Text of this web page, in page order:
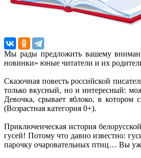
Мы рады предложить вашему
новинки» юные читатели и их
Сказочная повесть российской
только вкусный, но и интересный:
Девочка, срывает яблоко, в котором
(Возрастная категория 0+).
Приключенческая история
гусей! Потому что давно известно:
парочку очаровательных птиц… Вы